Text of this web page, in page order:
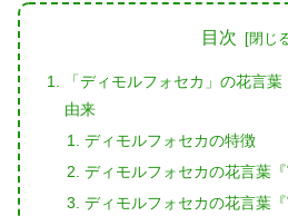
目次
「ディモルフォセカ」の花言
由来
ディモルフォセカの特徴
ディモルフォセカの花言葉
ディモルフォセカの花言葉